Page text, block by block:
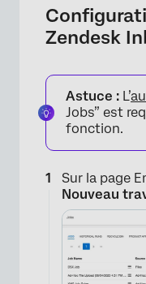
Zendesk
Astuce : L’
Jobs” est
fonction.
Sur la page
Nouveau